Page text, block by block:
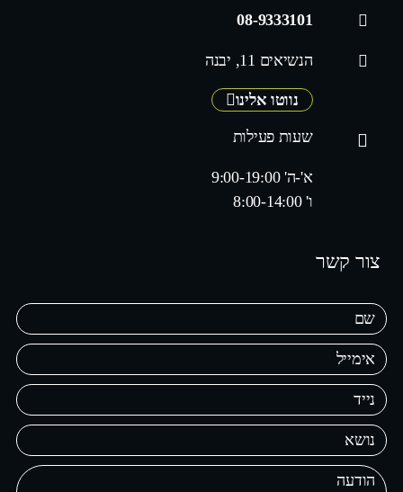
08-9333101
הנשיאים 11, יבנה
נווטו אלינו
שעות פעילות
א'-ה' 9:00-19:00
ו' 8:00-14:00
צור קשר